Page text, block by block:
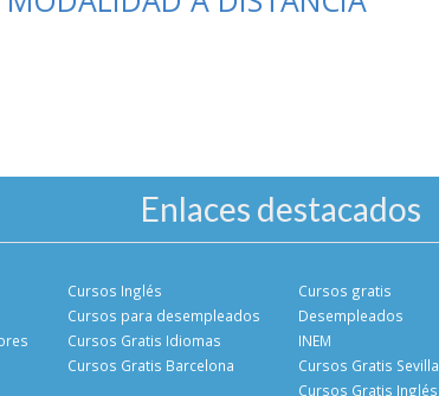
Enlaces destacados
Cursos Inglés
Cursos para desempleados
Cursos Gratis Idiomas
Cursos Gratis Barcelona
Cursos gratis
Desempleados
INEM
Cursos Gratis Sevilla
Cursos Gratis Inglés